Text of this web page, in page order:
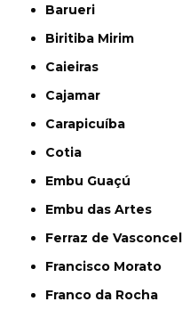
Barueri
Biritiba Mirim
Caieiras
Cajamar
Carapicuíba
Cotia
Embu Guaçú
Embu das Artes
Ferraz de
Francisco Morato
Franco da Rocha